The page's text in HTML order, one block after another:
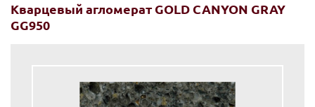
Кварцевый агломерат GOLD CANYON GRAY
GG950